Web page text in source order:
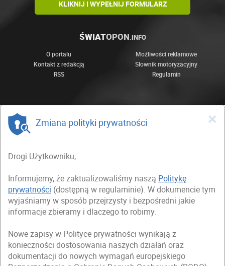
KLIKNIJ I WYPEŁNIJ FORMULARZ
ŚWIATOPON.INFO
O portalu
Możliwości reklamowe
Kontakt z redakcją
Słownik motoryzacyjny
RSS
Regulamin
×
Zmiana polityki prywatności
Drogi Użytkowniku,
Informujemy, że zaktualizowaliśmy naszą Politykę
prywatności (dostępną w regulaminie). W dokumencie tym
wyjaśniamy w sposób przejrzysty i bezpośredni jakie
informacje zbieramy i dlaczego to robimy.
Nowe zapisy w Polityce prywatności wynikają z
konieczności dostosowania naszych działań oraz
dokumentacji do nowych wymagań europejskiego